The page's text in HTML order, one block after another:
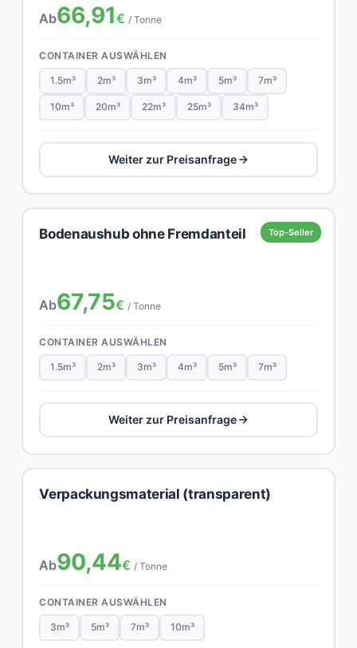
Ab66,91€ / Tonne
CONTAINER AUSWÄHLEN
1.5m³ 2m³ 3m³ 4m³ 5m³ 7m³
10m³ 20m³ 22m³ 25m³ 34m³
Weiter zur Preisanfrage
Top-Seller
Bodenaushub ohne Fremdanteil
Ab67,75€ / Tonne
CONTAINER AUSWÄHLEN
1.5m³ 2m³ 3m³ 4m³ 5m³ 7m³
Weiter zur Preisanfrage
Verpackungsmaterial (transparent)
Ab90,44€ / Tonne
CONTAINER AUSWÄHLEN
3m³ 5m³ 7m³ 10m³